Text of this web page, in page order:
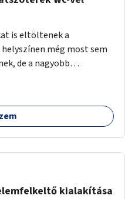
is eltöltenek a
még most sem
de a nagyobb
kialakítása